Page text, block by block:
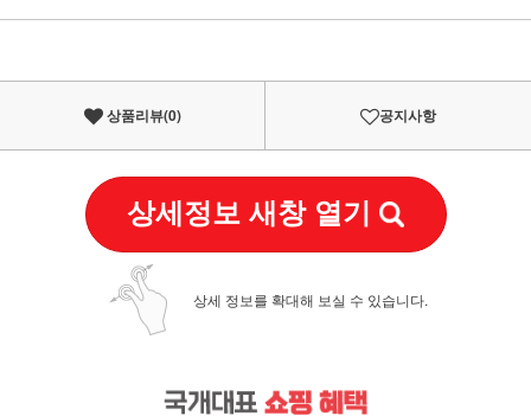
이벤트페이포인트 적립 혜택 2배 UP!
상품리뷰(0) 공지사항
상세정보 새창 열기
상세 정보를 확대해 보실 수 있습니다.